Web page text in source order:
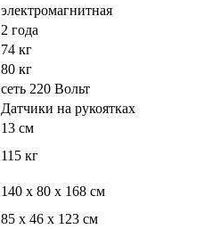
электромагнитная
2 года
74 кг
80 кг
сеть 220 Вольт
Датчики на рукоятках
13 см
115 кг
140 х 80 х 168 см
85 х 46 х 123 см